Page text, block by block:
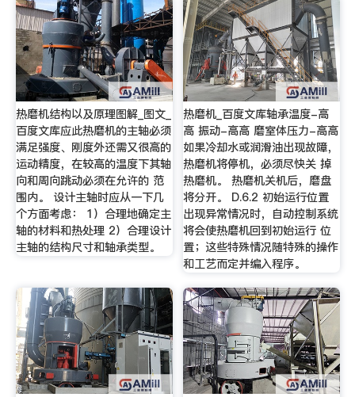
热磨机结构以及原理图解_图文_
百度文库应此热磨机的主轴必须
满足强度、刚度外还需又很高的
运动精度，在较高的温度下其轴
向和周向跳动必须在允许的 范
围内。 设计主轴时应从一下几
个方面考虑： 1）合理地确定主
轴的材料和热处理 2）合理设计
主轴的结构尺寸和轴承类型。
热磨机_百度文库轴承温度-高
高 振动-高高 磨室体压力-高高
如果冷却水或润滑油出现故障，
热磨机将停机，必须尽快关 掉
热磨机。 热磨机关机后，磨盘
将分开。 D.6.2 初始运行位置
出现异常情况时，自动控制系统
将会使热磨机回到初始运行 位
置；这些特殊情况随特殊的操作
和工艺而定并编入程序。